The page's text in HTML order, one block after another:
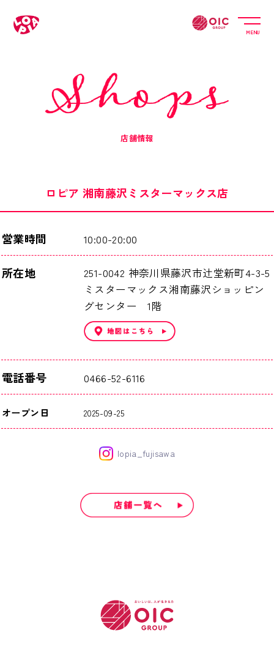
MENU
店舗情報
ロピア 湘南藤沢ミスターマックス店
営業時間 10:00-20:00
所在地
251-0042 神奈川県藤沢市辻堂新町4-3-5
ミスターマックス湘南藤沢ショッピン
グセンター 1階
電話番号 0466-52-6116
オープン日 2025-09-25
lopia_fujisawa